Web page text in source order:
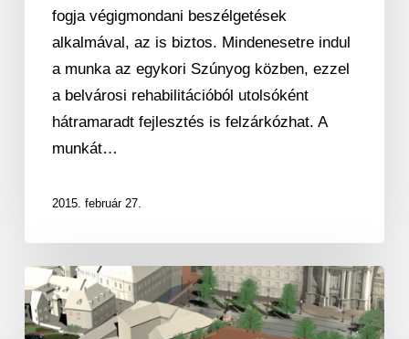
fogja végigmondani beszélgetések
alkalmával, az is biztos. Mindenesetre indul
a munka az egykori Szúnyog közben, ezzel
a belvárosi rehabilitációból utolsóként
hátramaradt fejlesztés is felzárkózhat. A
munkát…
2015. február 27.
Ilyen
is
lehetett